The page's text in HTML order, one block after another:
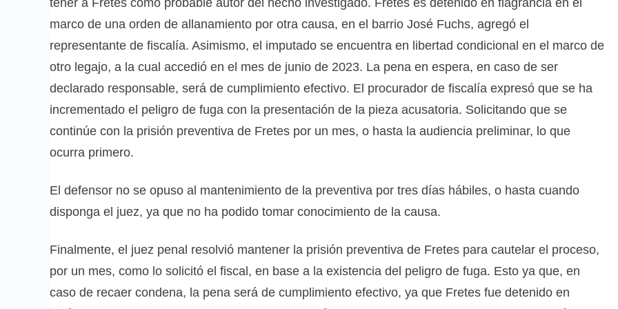
tener a Fretes como probable autor del hecho investigado. Fretes es detenido en flagrancia en el
marco de una orden de allanamiento por otra causa, en el barrio José Fuchs, agregó el
representante de fiscalía. Asimismo, el imputado se encuentra en libertad condicional en el marco de
otro legajo, a la cual accedió en el mes de junio de 2023. La pena en espera, en caso de ser
declarado responsable, será de cumplimiento efectivo. El procurador de fiscalía expresó que se ha
incrementado el peligro de fuga con la presentación de la pieza acusatoria. Solicitando que se
continúe con la prisión preventiva de Fretes por un mes, o hasta la audiencia preliminar, lo que
ocurra primero.
El defensor no se opuso al mantenimiento de la preventiva por tres días hábiles, o hasta cuando
disponga el juez, ya que no ha podido tomar conocimiento de la causa.
Finalmente, el juez penal resolvió mantener la prisión preventiva de Fretes para cautelar el proceso,
por un mes, como lo solicitó el fiscal, en base a la existencia del peligro de fuga. Esto ya que, en
caso de recaer condena, la pena será de cumplimiento efectivo, ya que Fretes fue detenido en